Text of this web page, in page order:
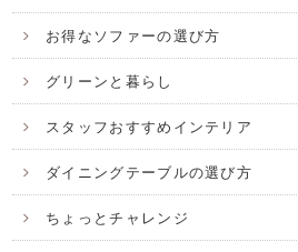
お得なソファーの選び方
グリーンと暮らし
スタッフおすすめインテリア
ダイニングテーブルの選び方
ちょっとチャレンジ